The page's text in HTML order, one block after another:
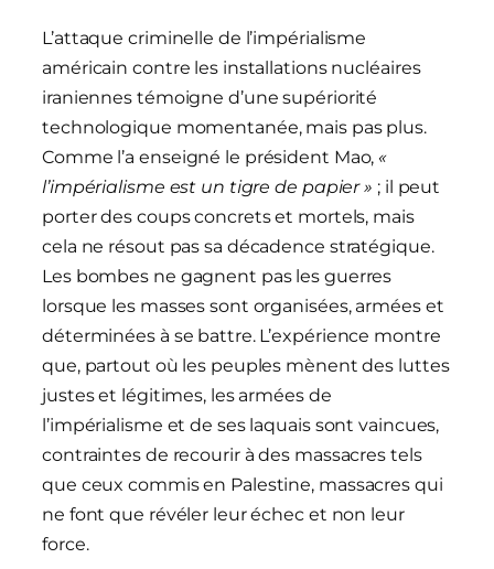
L’attaque criminelle de l’impérialisme
américain contre les installations nucléaires
iraniennes témoigne d’une supériorité
technologique momentanée, mais pas plus.
Comme l’a enseigné le président Mao, «
l’impérialisme est un tigre de papier » ; il peut
porter des coups concrets et mortels, mais
cela ne résout pas sa décadence stratégique.
Les bombes ne gagnent pas les guerres
lorsque les masses sont organisées, armées et
déterminées à se battre. L’expérience montre
que, partout où les peuples mènent des luttes
justes et légitimes, les armées de
l’impérialisme et de ses laquais sont vaincues,
contraintes de recourir à des massacres tels
que ceux commis en Palestine, massacres qui
ne font que révéler leur échec et non leur
force.